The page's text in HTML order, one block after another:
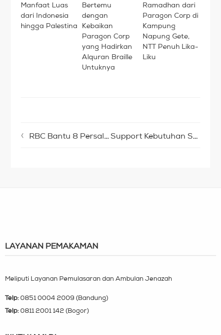
Manfaat Luas
dari Indonesia
hingga Palestina
Bertemu
dengan
Kebaikan
Paragon Corp
yang Hadirkan
Alquran Braille
Untuknya
Ramadhan dari
Paragon Corp di
Kampung
Napung Gete,
NTT Penuh Lika-
Liku
RBC Bantu 8 Persalinan Terkonfirmasi Covid Sepanjang 2022 Support Kebutuhan SPM, Lumbung Desa Siapkan 1 Ton Beras Per Bulan
LAYANAN PEMAKAMAN
Meliputi Layanan Pemulasaran dan Ambulan Jenazah
Telp: 0851 0004 2009 (Bandung)
Telp: 0811 2001 142 (Bogor)